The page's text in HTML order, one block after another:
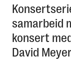
samarbeid
konsert
David